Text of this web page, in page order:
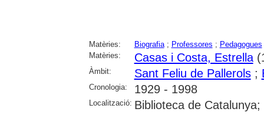
Matèries: Biografia; Professores ; Pedagogues
Matèries:
Casas i Costa, Estrella
Àmbit: Sant Feliu de Pallerols;
Cronologia: 1929 - 1998
Localització: Biblioteca de